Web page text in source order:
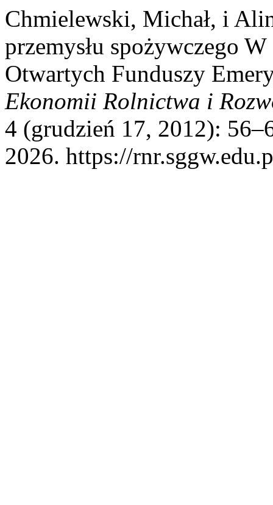
Chmielewski, Michał, i
przemysłu spożywczego
Otwartych Funduszy
Ekonomii Rolnictwa i
4 (grudzień 17, 2012):
2026. https://